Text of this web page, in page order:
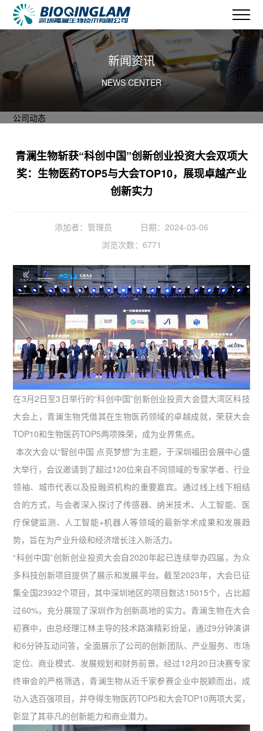
新闻资讯
NEWS CENTER
公司动态
青澜生物斩获“科创中国”创新创业投资大会双项大
奖：生物医药TOP5与大会TOP10，展现卓越产业
创新实力
添加者：管理员
日期：2024-03-06
浏览次数：6771
在3月2日至3日举行的“科创中国”创新创业投资大会暨大湾区科技
大会上，青澜生物凭借其在生物医药领域的卓越成就，荣获大会
TOP10和生物医药TOP5两项殊荣，成为业界焦点。
本次大会以“智创中国 点亮梦想”为主题，于深圳福田会展中心盛
大举行，会议邀请到了超过120位来自不同领域的专家学者、行业
领袖、城市代表以及投融资机构的重要嘉宾。通过线上线下相结
合的方式，与会者深入探讨了传感器、纳米技术、人工智能、医
疗保健监测、人工智能+机器人等领域的最新学术成果和发展趋
势，旨在为产业升级和经济增长注入新活力。
“科创中国”创新创业投资大会自2020年起已连续举办四届，为众
多科技创新项目提供了展示和发展平台。截至2023年，大会已征
集全国23932个项目，其中深圳地区的项目数达15015个，占比超
过60%，充分展现了深圳作为创新高地的实力。青澜生物在大会
初赛中，由总经理江林主导的技术路演精彩纷呈，通过9分钟演讲
和6分钟互动问答，全面展示了公司的创新团队、产业服务、市场
定位、商业模式、发展规划和财务前景。经过12月20日决赛专家
终审会的严格筛选，青澜生物从近千家参赛企业中脱颖而出，成
功入选百强项目，并夺得生物医药TOP5和大会TOP10两项大奖，
彰显了其非凡的创新能力和商业潜力。